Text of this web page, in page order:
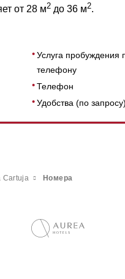
от 28 м2 до 36 м2.
Услуга пробуждения
телефону
Телефон
Удобства (по запросу)
Cartuja Номера